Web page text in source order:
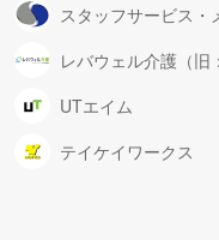
スタッフサービス・
レバウェル介護（旧
UTエイム
テイケイワークス